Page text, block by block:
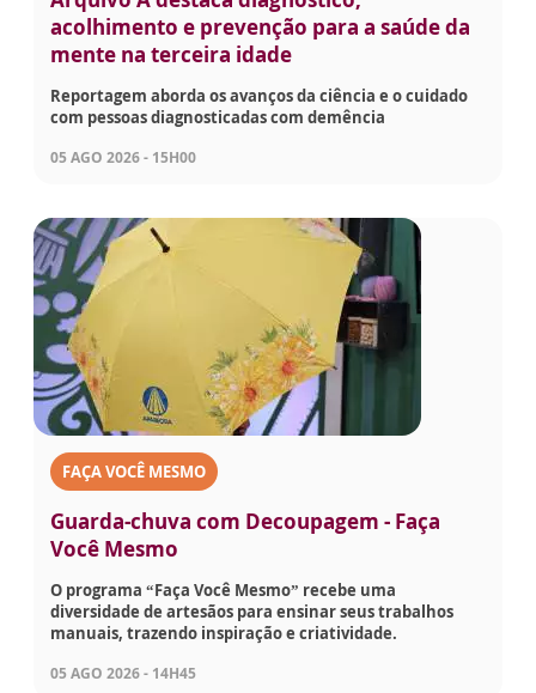
acolhimento e prevenção para a saúde da
mente na terceira idade
Reportagem aborda os avanços da ciência e o cuidado
com pessoas diagnosticadas com demência
05 AGO 2026 - 15H00
FAÇA VOCÊ MESMO
Guarda-chuva com Decoupagem - Faça
Você Mesmo
O programa “Faça Você Mesmo” recebe uma
diversidade de artesãos para ensinar seus trabalhos
manuais, trazendo inspiração e criatividade.
05 AGO 2026 - 14H45